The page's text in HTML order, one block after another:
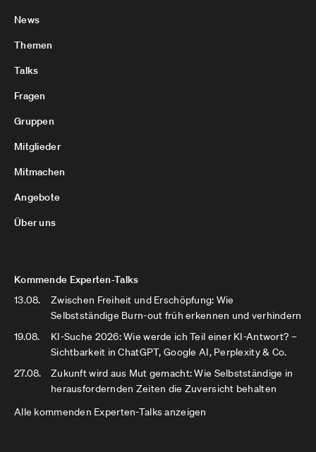
News
Themen
Talks
Fragen
Gruppen
Mitglieder
Mitmachen
Angebote
Über uns
Kommende Experten-Talks
13.08.
Zwischen Freiheit und Erschöpfung: Wie
Selbstständige Burn-out früh erkennen und verhindern
19.08.
KI-Suche 2026: Wie werde ich Teil einer KI-Antwort? –
Sichtbarkeit in ChatGPT, Google AI, Perplexity & Co.
27.08.
Zukunft wird aus Mut gemacht: Wie Selbstständige in
herausfordernden Zeiten die Zuversicht behalten
Alle kommenden Experten-Talks anzeigen